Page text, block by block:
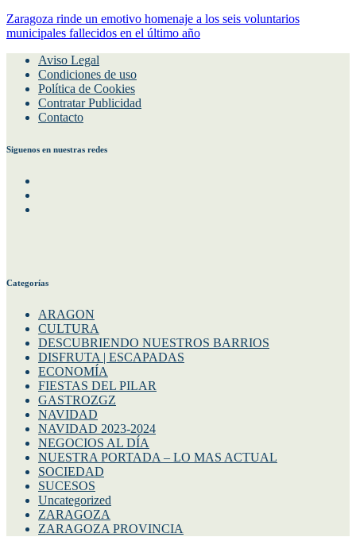
Zaragoza rinde un emotivo homenaje a los seis voluntarios
municipales fallecidos en el último año
Aviso Legal
Condiciones de uso
Política de Cookies
Contratar Publicidad
Contacto
Siguenos en nuestras redes
Categorías
ARAGON
CULTURA
DESCUBRIENDO NUESTROS BARRIOS
DISFRUTA | ESCAPADAS
ECONOMÍA
FIESTAS DEL PILAR
GASTROZGZ
NAVIDAD
NAVIDAD 2023-2024
NEGOCIOS AL DÍA
NUESTRA PORTADA – LO MAS ACTUAL
SOCIEDAD
SUCESOS
Uncategorized
ZARAGOZA
ZARAGOZA PROVINCIA